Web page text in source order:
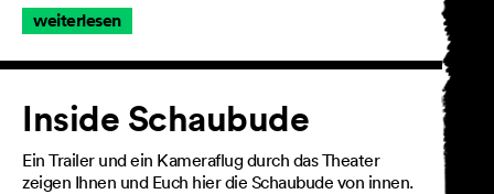
weiterlesen
Inside Schaubude
Ein Trailer und ein Kameraflug durch das Theater
zeigen Ihnen und Euch hier die Schaubude von innen.